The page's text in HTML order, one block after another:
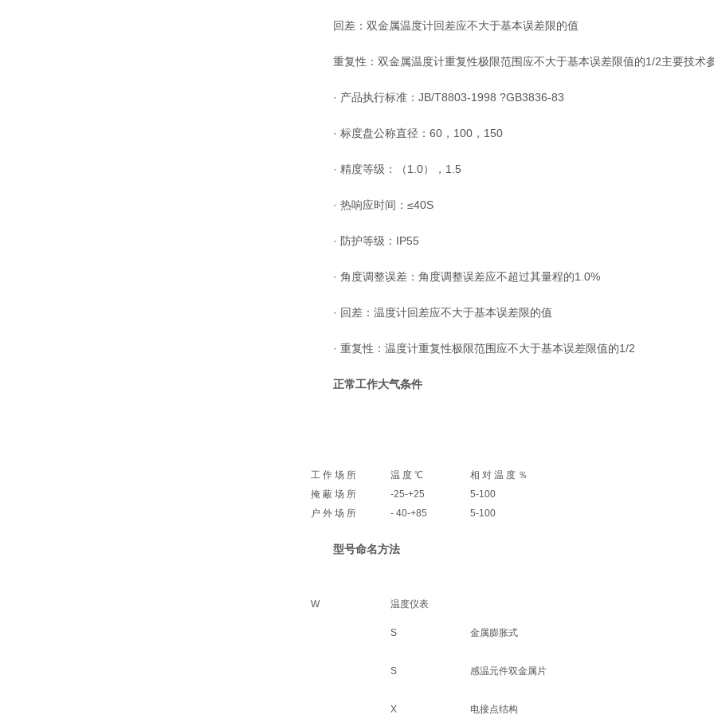
回差：双金属温度计回差应不大于基本误差限的值
重复性：双金属温度计重复性极限范围应不大于基本误差限值的1/2主要技术
· 产品执行标准：JB/T8803-1998 ?GB3836-83
· 标度盘公称直径：60，100，150
· 精度等级：（1.0），1.5
· 热响应时间：≤40S
· 防护等级：IP55
· 角度调整误差：角度调整误差应不超过其量程的1.0%
· 回差：温度计回差应不大于基本误差限的值
· 重复性：温度计重复性极限范围应不大于基本误差限值的1/2
正常工作大气条件
工 作 场 所 温 度 ℃
相 对 温 度 ％
掩 蔽 场 所
-25-+25
5-100
户 外 场 所
- 40-+85 5-100
型号命名方法
W 温度仪表
S 金属膨胀式
S 感温元件双金属片
X 电接点结构